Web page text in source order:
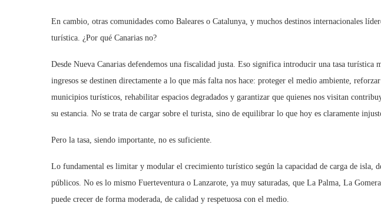
En cambio, otras comunidades como Baleares o Catalunya, y muchos destinos internacionales
turística. ¿Por qué Canarias no?
Desde Nueva Canarias defendemos una fiscalidad justa. Eso significa introducir una tasa turística
ingresos se destinen directamente a lo que más falta nos hace: proteger el medio ambiente,
municipios turísticos, rehabilitar espacios degradados y garantizar que quienes nos visitan
su estancia. No se trata de cargar sobre el turista, sino de equilibrar lo que hoy es claramente
Pero la tasa, siendo importante, no es suficiente.
Lo fundamental es limitar y modular el crecimiento turístico según la capacidad de carga de isla,
públicos. No es lo mismo Fuerteventura o Lanzarote, ya muy saturadas, que La Palma, La
puede crecer de forma moderada, de calidad y respetuosa con el medio.